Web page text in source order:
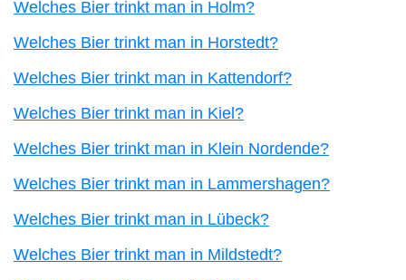
Welches Bier trinkt man in Holm?
Welches Bier trinkt man in Horstedt?
Welches Bier trinkt man in Kattendorf?
Welches Bier trinkt man in Kiel?
Welches Bier trinkt man in Klein Nordende?
Welches Bier trinkt man in Lammershagen?
Welches Bier trinkt man in Lübeck?
Welches Bier trinkt man in Mildstedt?